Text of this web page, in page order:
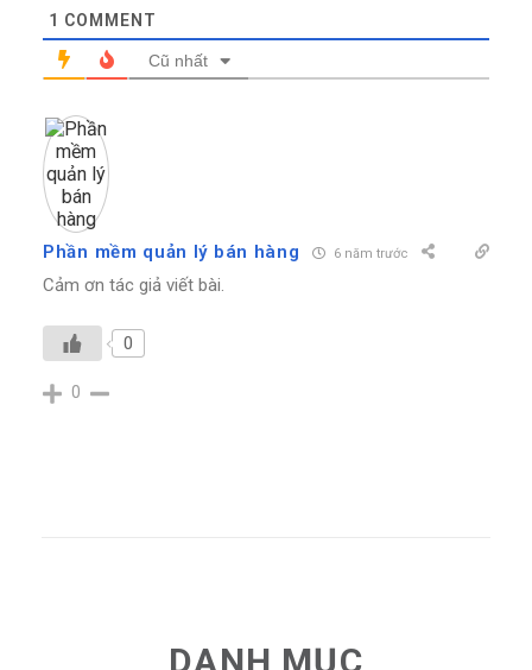
1 COMMENT
Cũ nhất
Phần mềm quản lý bán hàng 6 năm trước
Cảm ơn tác giả viết bài.
0
0
DANH MỤC